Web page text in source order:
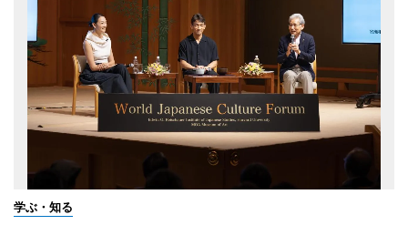
学ぶ・知る